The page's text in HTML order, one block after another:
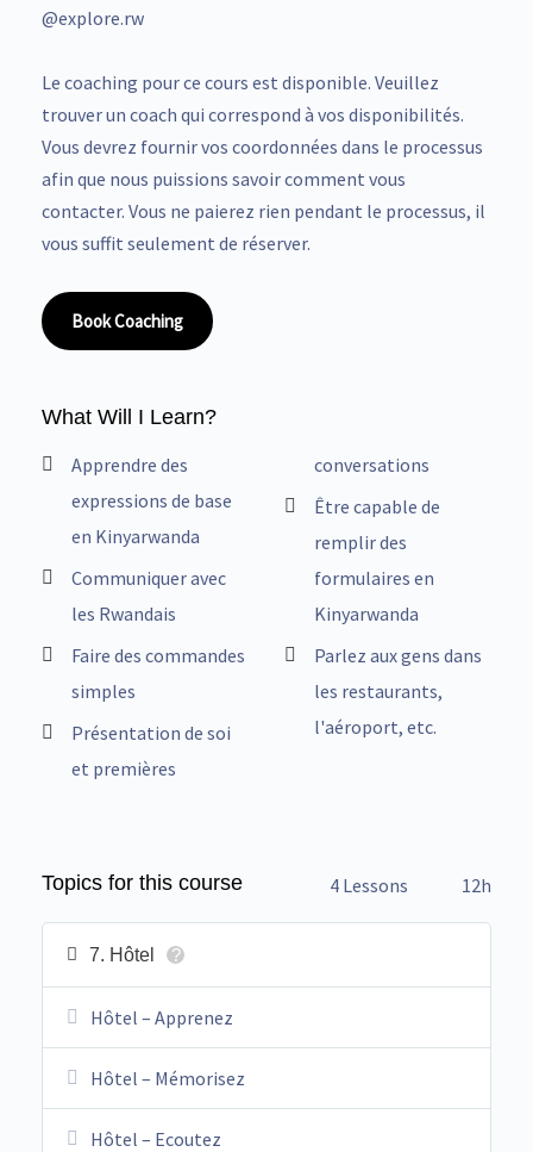
@explore.rw
Le coaching pour ce cours est disponible. Veuillez
trouver un coach qui correspond à vos disponibilités.
Vous devrez fournir vos coordonnées dans le processus
afin que nous puissions savoir comment vous
contacter. Vous ne paierez rien pendant le processus, il
vous suffit seulement de réserver.
Book Coaching
What Will I Learn?
Apprendre des
expressions de base
en Kinyarwanda
Communiquer avec
les Rwandais
Faire des commandes
simples
Présentation de soi
et premières
conversations
Être capable de
remplir des
formulaires en
Kinyarwanda
Parlez aux gens dans
les restaurants,
l'aéroport, etc.
Topics for this course 4 Lessons 12h
7. Hôtel ?
Hôtel – Apprenez
Hôtel – Mémorisez
Hôtel – Ecoutez